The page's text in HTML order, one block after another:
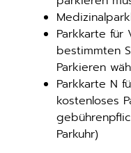
Parkkarte für
bestimmten
Parkieren
Parkkarte N
kostenloses
Parkuhr)